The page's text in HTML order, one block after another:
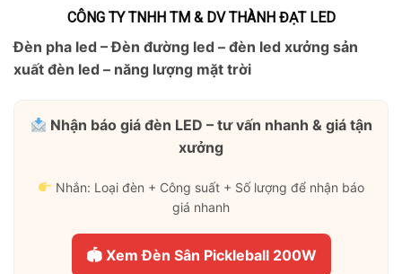
CÔNG TY TNHH TM & DV THÀNH ĐẠT LED
Đèn pha led – Đèn đường led – đèn led xưởng sản
xuất đèn led – năng lượng mặt trời
Nhận báo giá đèn LED – tư vấn nhanh & giá tận
xưởng
Nhắn: Loại đèn + Công suất + Số lượng để nhận báo
giá nhanh
🏟 Xem Đèn Sân Pickleball 200W